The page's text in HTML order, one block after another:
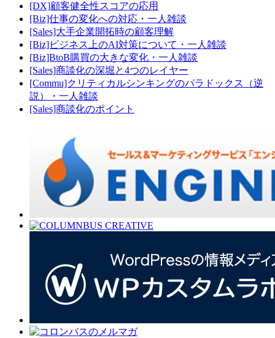
[DX]顧客健全性スコアの応用
[Biz]仕事の変化への対応・一人雑談
[Sales]大手企業開拓時の顧客理解
[Biz]ビジネス上のAI対策について・一人雑談
[Biz]BtoB購買の大きな変化・一人雑談
[Sales]商談化の深堀と4つのレイヤー
[Commu]クリティカルシンキングのパラドックス（逆
説）・一人雑談
[Sales]商談化のポイント